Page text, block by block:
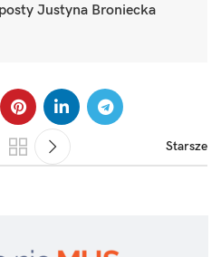
Justyna Broniecka
Starsze